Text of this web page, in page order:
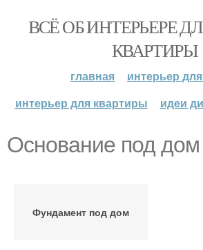
ВСЁ ОБ ИНТЕРЬЕРЕ
КВАРТИРЫ
главная
интерьер
интерьер для квартиры
идеи
Основание под дом
Фундамент под дом